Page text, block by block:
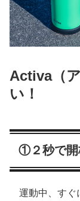
Activa（
い！
①２秒で開
運動中、すぐ